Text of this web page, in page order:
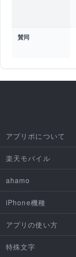
賛同
アプリポについて
楽天モバイル
ahamo
iPhone機種
アプリの使い方
特殊文字